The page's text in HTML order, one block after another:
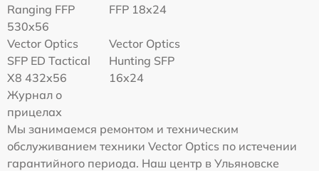
Ranging FFP
530x56
FFP 18x24
Vector Optics
SFP ED Tactical
X8 432x56
Vector Optics
Hunting SFP
16x24
Журнал о
прицелах
Мы занимаемся ремонтом и техническим
обслуживанием техники Vector Optics по истечении
гарантийного периода. Наш центр в Ульяновске